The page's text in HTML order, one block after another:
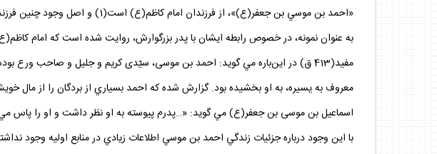
«احمد بن موسي بن جعفر(ع)»، از فرزندان امام كاظم(ع) است(1) و اصل وجود چنين فرزندي براي آن‌حضرت و نيز تعريف و توثيق اجمالي ايشان در منابع كهن شيعي وجود دارد.
به عنوان نمونه، در خصوص رابطه ايشان با پدر بزرگوارش، روايت شده ‏است كه امام
مفيد(413 ق) در اين‌باره مي‌ گويد: احمد بن موسى، سيّدى كريم و جليل و
معروف به يسيره، به او بخشيده بود. گزارش شده كه احمد بسياري از بردگان را از مال خويش
اسماعيل بن موسى بن جعفر(ع) مي‌‏ گويد: «…پدرم پيوسته به او نظر داشت و او را پاس
با اين وجود درباره جزئيات زندگي‌ احمد بن موسي اطلاعات زيادي در منابع اوليه وجود